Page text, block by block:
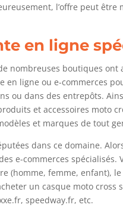
l’offre peut
en ligne
nombreuses boutiques
en ligne ou e-commerces
ou dans des entrepôts.
et accessoires moto
et marques de tout
dans ce domaine.
e-commerces
(homme, femme, enfant),
un casque moto cross
speedway.fr, etc.